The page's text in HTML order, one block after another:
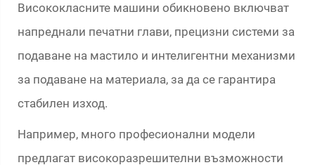
Висококласните машини обикновено включват
напреднали печатни глави, прецизни системи за
подаване на мастило и интелигентни механизми
за подаване на материала, за да се гарантира
стабилен изход.
Например, много професионални модели
предлагат високоразрешителни възможности